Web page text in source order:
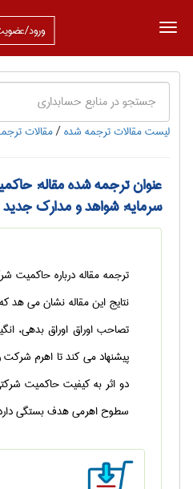
ورود/
لیست مقالات ترجمه شده/مقالات
عنوان ترجمه شده مقاله:
سرمایه: شواهد و مدارک جدید
ترجمه مقاله درباره حاکمیت
نتایج این مقاله نشان می هد
تصاحب اوراق اوراق بدهی،
پیشنهاد می کند تا اهرم شرکت
دو اثر به کیفیت حاکمیت
سطوح اهرمی هدف بستگی